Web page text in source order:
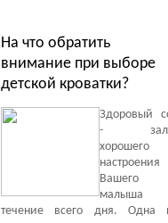
На что обратить
внимание при выборе
детской кроватки?
Здоровый
-
хорошего
настроения
Вашего
малыша
течение всего дня. Одна